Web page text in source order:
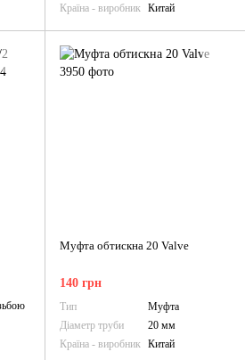
Країна - виробник Китай
Муфта обтискна 20 Valve
140 грн
Тип
Муфта
Діаметр труби
20 мм
Країна - виробник Китай